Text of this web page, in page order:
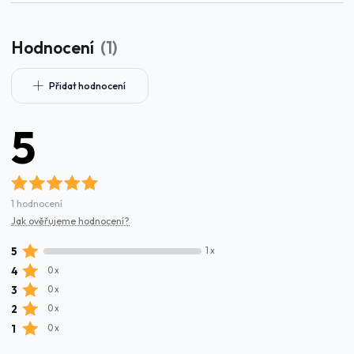
Hodnocení 1
Přidat hodnocení
5
1 hodnocení
Jak ověřujeme hodnocení?
5 1 x
4 0 x
3 0 x
2 0 x
1 0 x